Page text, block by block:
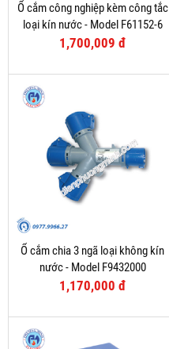
Ổ cắm công nghiệp kèm công tắc
loại kín nước - Model F61152-6
1,700,009 đ
Ổ cắm chia 3 ngã loại không kín
nước - Model F9432000
1,170,000 đ